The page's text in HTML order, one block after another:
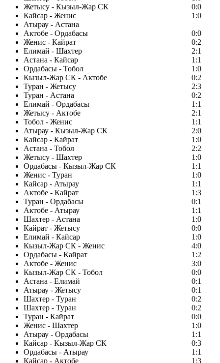
Жетысу - Кызыл-Жар СК
0:0
Кайсар - Женис
1:0
Атырау - Астана
Актобе - Ордабасы
0:0
Женис - Кайрат
0:2
Елимай - Шахтер
2:1
Астана - Кайсар
1:1
Ордабасы - Тобол
1:0
Кызыл-Жар СК - Актобе
0:2
Туран - Жетысу
2:3
Туран - Астана
0:2
Елимай - Ордабасы
1:1
Жетысу - Актобе
2:1
Тобол - Женис
1:1
Атырау - Кызыл-Жар СК
2:0
Кайсар - Кайрат
1:0
Астана - Тобол
2:2
Жетысу - Шахтер
1:0
Ордабасы - Кызыл-Жар СК
1:1
Женис - Туран
1:0
Кайсар - Атырау
1:1
Актобе - Кайрат
1:3
Туран - Ордабасы
0:1
Актобе - Атырау
1:1
Шахтер - Астана
1:0
Кайрат - Жетысу
0:0
Елимай - Кайсар
1:0
Кызыл-Жар СК - Женис
4:0
Ордабасы - Кайрат
1:2
Актобе - Женис
3:0
Кызыл-Жар СК - Тобол
0:0
Астана - Елимай
0:1
Атырау - Жетысу
0:1
Шахтер - Туран
0:2
Шахтер - Туран
0:2
Туран - Кайрат
0:0
Женис - Шахтер
1:0
Атырау - Ордабасы
1:1
Кайсар - Кызыл-Жар СК
0:3
Ордабасы - Атырау
1:1
Кайсар - Актобе
1:3